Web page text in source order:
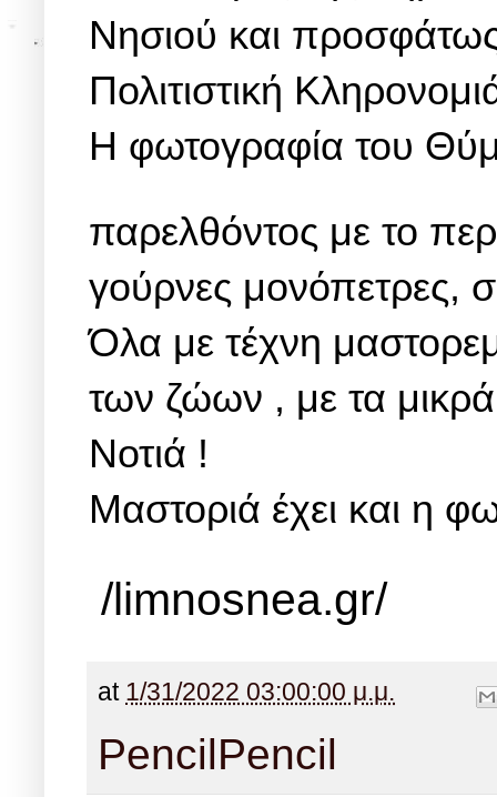
Νησιού και
Πολιτιστική
Η φωτογραφία του
παρελθόντος με το
γούρνες μονόπετρες,
Όλα με τέχνη
των ζώων , με τα
Νοτιά !
Μαστοριά έχει και η
/limnosnea.gr/
at 1/31/2022 03:00:00 μ.μ.
PencilPencil